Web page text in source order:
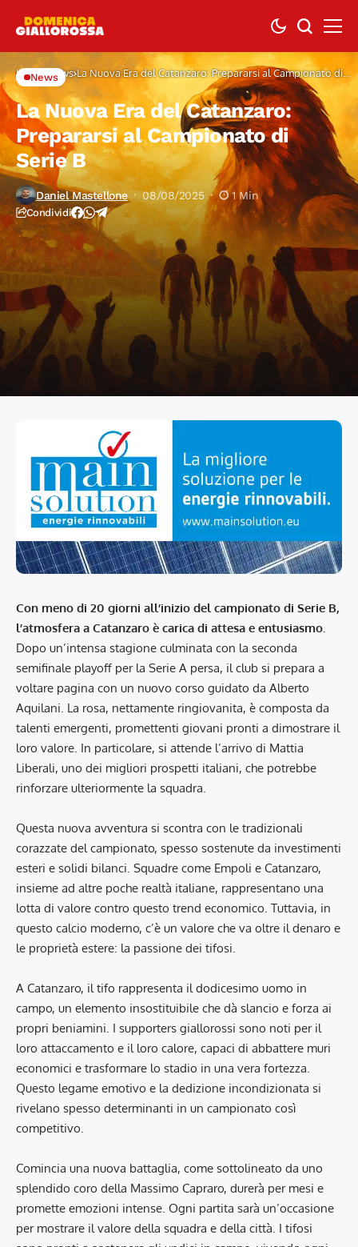
Home News La Nuova Era del Catanzaro: Prepararsi al Campionato di
News
La Nuova Era del Catanzaro:
Prepararsi al Campionato di
Serie B
Daniel Mastellone 08/08/2025 1 Min
Condividi
Con meno di 20 giorni all’inizio del campionato di Serie B,
l’atmosfera a Catanzaro è carica di attesa e entusiasmo.
Dopo un’intensa stagione culminata con la seconda
semifinale playoff per la Serie A persa, il club si prepara a
voltare pagina con un nuovo corso guidato da Alberto
Aquilani. La rosa, nettamente ringiovanita, è composta da
talenti emergenti, promettenti giovani pronti a dimostrare il
loro valore. In particolare, si attende l’arrivo di Mattia
Liberali, uno dei migliori prospetti italiani, che potrebbe
rinforzare ulteriormente la squadra.
Questa nuova avventura si scontra con le tradizionali
corazzate del campionato, spesso sostenute da investimenti
esteri e solidi bilanci. Squadre come Empoli e Catanzaro,
insieme ad altre poche realtà italiane, rappresentano una
lotta di valore contro questo trend economico. Tuttavia, in
questo calcio moderno, c’è un valore che va oltre il denaro e
le proprietà estere: la passione dei tifosi.
A Catanzaro, il tifo rappresenta il dodicesimo uomo in
campo, un elemento insostituibile che dà slancio e forza ai
propri beniamini. I supporters giallorossi sono noti per il
loro attaccamento e il loro calore, capaci di abbattere muri
economici e trasformare lo stadio in una vera fortezza.
Questo legame emotivo e la dedizione incondizionata si
rivelano spesso determinanti in un campionato così
competitivo.
Comincia una nuova battaglia, come sottolineato da uno
splendido coro della Massimo Capraro, durerà per mesi e
promette emozioni intense. Ogni partita sarà un’occasione
per mostrare il valore della squadra e della città. I tifosi